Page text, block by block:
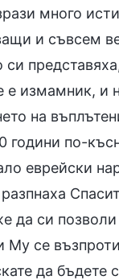
много
и съвсем
е измамник,
на
години по-
еврейски
да си
Му се
да бъдете